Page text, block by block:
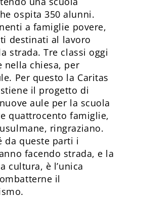
ospita 350 alunni.
a famiglie povere,
destinati al lavoro
strada. Tre classi oggi
nella chiesa, per
Per questo la Caritas
il progetto di
aule per la scuola
quattrocento famiglie,
ringraziano.
da queste parti i
facendo strada, e la
cultura, è l’unica
il